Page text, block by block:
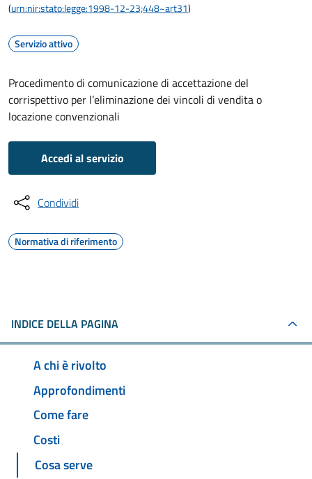
(urn:nir:stato:legge:1998-12-23;448~art31)
Servizio attivo
Procedimento di comunicazione di accettazione del
corrispettivo per l’eliminazione dei vincoli di vendita o
locazione convenzionali
Accedi al servizio
Condividi
Normativa di riferimento
INDICE DELLA PAGINA
A chi è rivolto
Approfondimenti
Come fare
Costi
Cosa serve